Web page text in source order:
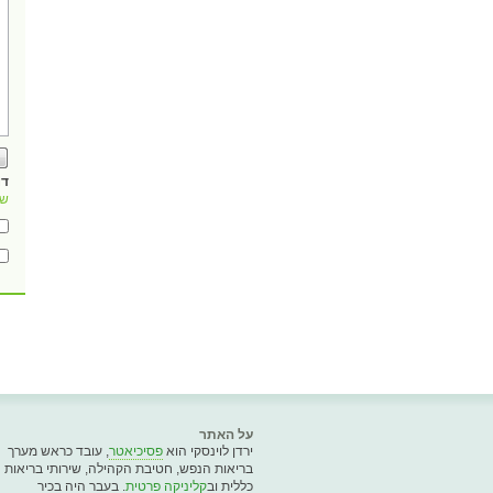
על האתר
ירדן לוינסקי הוא פסיכיאטר, עובד כראש מערך
בריאות הנפש, חטיבת הקהילה, שירותי בריאות
כללית ובקליניקה פרטית. בעבר היה בכיר